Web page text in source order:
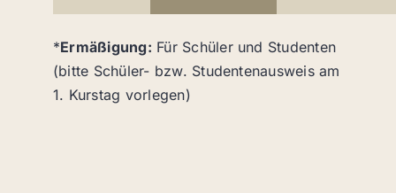
*Ermäßigung: Für Schüler und Studenten
(bitte Schüler- bzw. Studentenausweis am
1. Kurstag vorlegen)